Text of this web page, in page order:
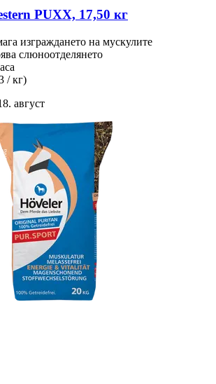
PUXX, 17,50 кг
изграждането на мускулите
слюноотделянето
/ кг)
август